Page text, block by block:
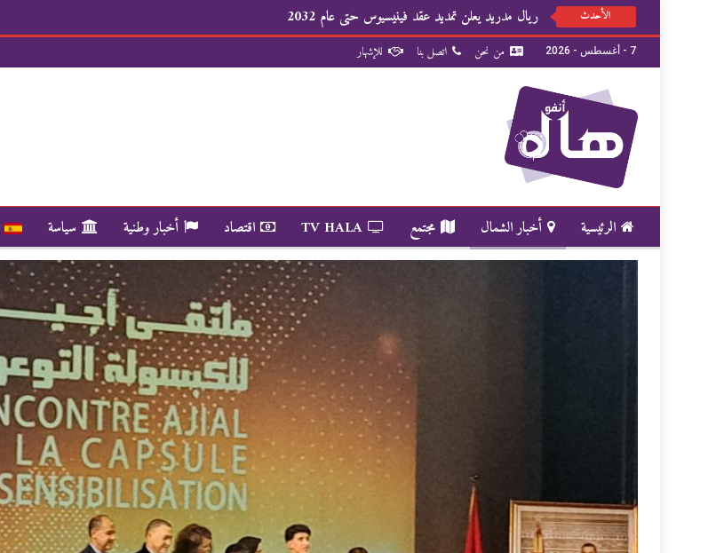
الأحدث ريال مدريد يعلن تمديد عقد فينيسيوس حتى عام 2032
7 - أغسطس - 2026 من نحن اتصل بنا للإشهار
الرئيسية أخبار الشمال مجتمع TV HALA اقتصاد أخبار وطنية سياسة